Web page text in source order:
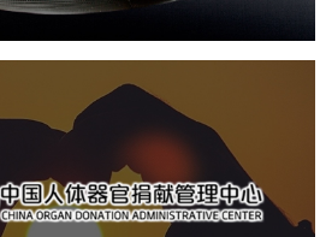
器官捐献管理中心